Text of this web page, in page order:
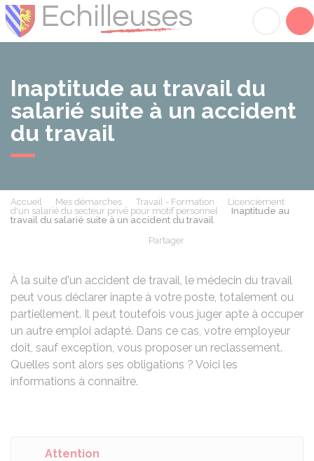
Inaptitude au travail du
salarié suite à un accident
du travail
Accueil Mes démarches Travail - Formation
Licenciement
d'un salarié du secteur privé pour motif personnel
Inaptitude au
travail du salarié suite à un accident du travail
Partager
À la suite d'un accident de travail, le médecin du travail
peut vous déclarer inapte à votre poste, totalement ou
partiellement. Il peut toutefois vous juger apte à occuper
un autre emploi adapté. Dans ce cas, votre employeur
doit, sauf exception, vous proposer un reclassement.
Quelles sont alors ses obligations ? Voici les
informations à connaître.
Attention